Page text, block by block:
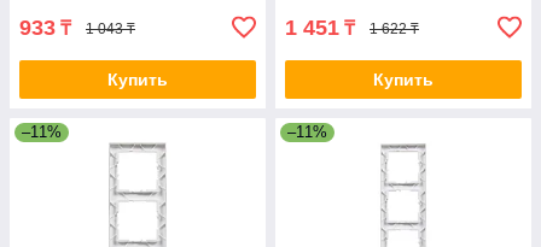
933 ₸ 1 043 ₸
Купить
1 451 ₸ 1 622 ₸
Купить
–11% –11%